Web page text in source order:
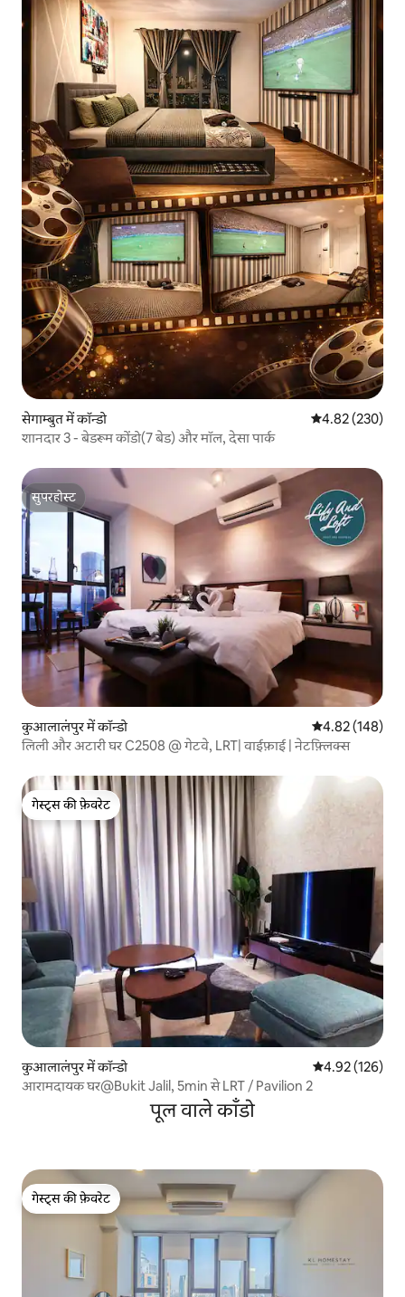
सेगाम्बुत में कॉन्डो औसत रेटिंग 5 में से
4.82 (230)
शानदार 3 - बेडरूम कोंडो(7 बेड) और मॉल, देसा पार्क
सुपरहोस्ट
सुपरहोस्ट
कुआलालंपुर में कॉन्डो औसत रेटिंग 5 में से
4.82 (148)
लिली और अटारी घर C2508 @ गेटवे, LRT| वाईफ़ाई | नेटफ़्लिक्स
गेस्ट्स की फ़ेवरेट
गेस्ट्स की फ़ेवरेट
कुआलालंपुर में कॉन्डो औसत रेटिंग 5 में से
4.92 (126)
आरामदायक घर@Bukit Jalil, 5min से LRT / Pavilion 2
पूल वाले काँडो
गेस्ट्स की फ़ेवरेट
गेस्ट्स की फ़ेवरेट